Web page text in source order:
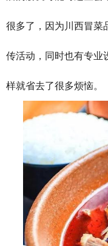
很多了，因为川西冒菜
传活动，同时也有专业
样就省去了很多烦恼。